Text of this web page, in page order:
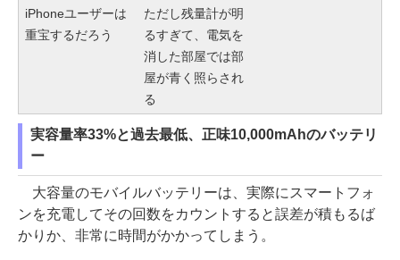
iPhoneユーザーは
重宝するだろう
ただし残量計が明
るすぎて、電気を
消した部屋では部
屋が青く照らされ
る
実容量率33%と過去最低、正味10,000mAhのバッテリ
ー
大容量のモバイルバッテリーは、実際にスマートフォ
ンを充電してその回数をカウントすると誤差が積もるば
かりか、非常に時間がかかってしまう。